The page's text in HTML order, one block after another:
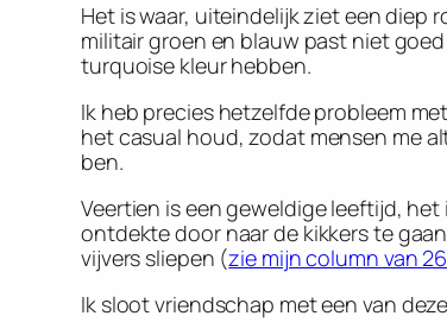
Het is waar, uiteindelijk ziet een diep
militair groen en blauw past niet
turquoise kleur hebben.
Ik heb precies hetzelfde probleem
het casual houd, zodat mensen me
ben.
Veertien is een geweldige leeftijd,
ontdekte door naar de kikkers te
vijvers sliepen (zie mijn column van
Ik sloot vriendschap met een van